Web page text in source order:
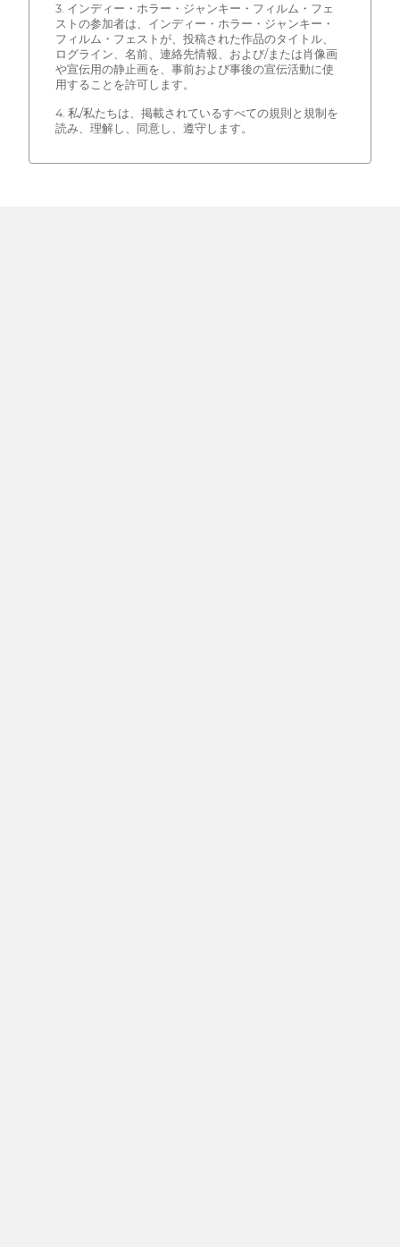
3. インディー・ホラー・ジャンキー・フィルム・フェ
ストの参加者は、インディー・ホラー・ジャンキー・
フィルム・フェストが、投稿された作品のタイトル、
ログライン、名前、連絡先情報、および/または肖像画
や宣伝用の静止画を、事前および事後の宣伝活動に使
用することを許可します。
4. 私/私たちは、掲載されているすべての規則と規制を
読み、理解し、同意し、遵守します。